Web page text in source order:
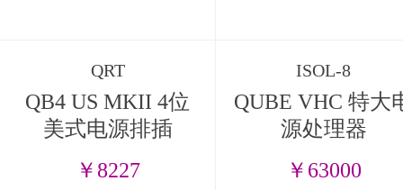
QRT
QB4 US MKII 4位
美式电源排插
￥8227
ISOL-8
QUBE VHC 特大
源处理器
￥63000